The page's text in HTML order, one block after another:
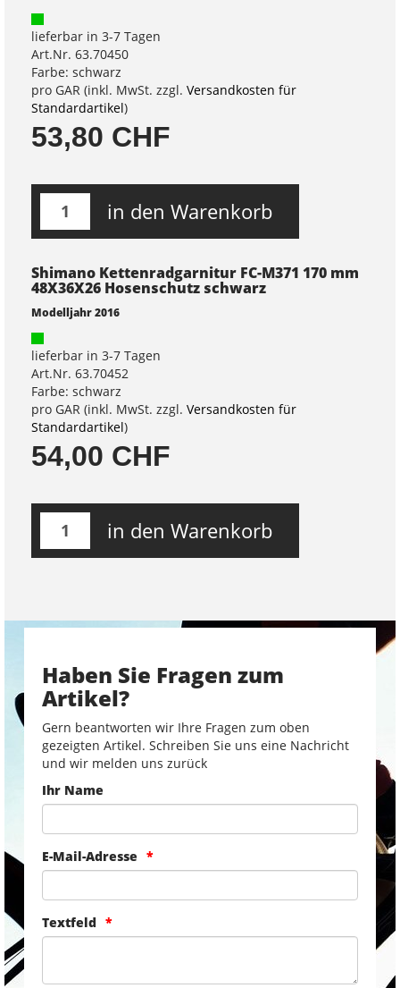
lieferbar in 3-7 Tagen
Art.Nr. 63.70450
Farbe: schwarz
pro GAR (inkl. MwSt. zzgl. Versandkosten für
Standardartikel)
53,80 CHF
in den Warenkorb
Shimano Kettenradgarnitur FC-M371 170 mm
48X36X26 Hosenschutz schwarz
Modelljahr 2016
lieferbar in 3-7 Tagen
Art.Nr. 63.70452
Farbe: schwarz
pro GAR (inkl. MwSt. zzgl. Versandkosten für
Standardartikel)
54,00 CHF
in den Warenkorb
Haben Sie Fragen zum
Artikel?
Gern beantworten wir Ihre Fragen zum oben
gezeigten Artikel. Schreiben Sie uns eine Nachricht
und wir melden uns zurück
Ihr Name
E-Mail-Adresse
Textfeld